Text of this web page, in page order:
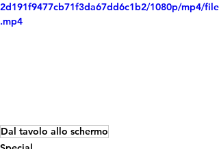
2d191f9477cb71f3da67dd6c1b2/1080p/mp4/file
.mp4
Dal tavolo allo schermo